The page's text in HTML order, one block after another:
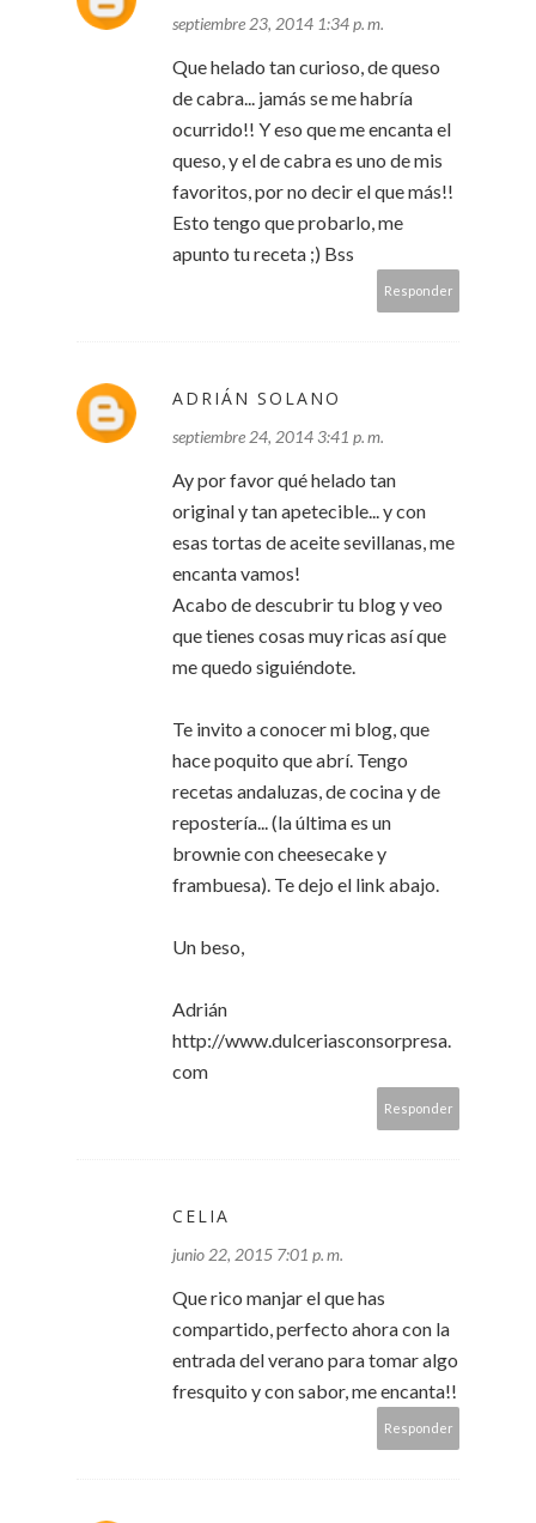
septiembre 23, 2014 1:34 p. m.
Que helado tan curioso, de queso
de cabra... jamás se me habría
ocurrido!! Y eso que me encanta el
queso, y el de cabra es uno de mis
favoritos, por no decir el que más!!
Esto tengo que probarlo, me
apunto tu receta ;) Bss
Responder
ADRIÁN SOLANO
septiembre 24, 2014 3:41 p. m.
Ay por favor qué helado tan
original y tan apetecible... y con
esas tortas de aceite sevillanas, me
encanta vamos!
Acabo de descubrir tu blog y veo
que tienes cosas muy ricas así que
me quedo siguiéndote.
Te invito a conocer mi blog, que
hace poquito que abrí. Tengo
recetas andaluzas, de cocina y de
repostería... (la última es un
brownie con cheesecake y
frambuesa). Te dejo el link abajo.
Un beso,
Adrián
http://www.dulceriasconsorpresa.
com
Responder
CELIA
junio 22, 2015 7:01 p. m.
Que rico manjar el que has
compartido, perfecto ahora con la
entrada del verano para tomar algo
fresquito y con sabor, me encanta!!
Responder